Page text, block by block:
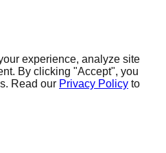
experience, analyze site
By clicking "Accept", you
Read our Privacy Policy to